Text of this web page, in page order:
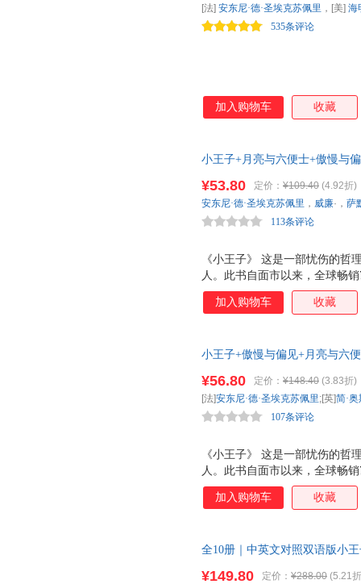
535条评论
[法] 安东尼·德·圣埃克苏佩里 ，[美] 海
加入购物车 收藏
小王子+月亮与六便士+傲慢与
《小王子》 这是一部忧伤的哲
人。此书自面市以来，全球畅
感动。整部童话充满着诗意的
写出了令人感动的柔情和引人
读者呈现完美的阅读体验。 《
券交易所经纪人，却突然抛妻
个一心追求艺术、不通人性世
¥53.80 定价： ¥109.40 (4.92折)
113条评论
安东尼·德·圣埃克苏佩里 ， 威廉·， 萨
加入购物车 收藏
小王子+傲慢与偏见+月亮与六
《小王子》 这是一部忧伤的哲
人。此书自面市以来，全球畅
感动。整部童话充满着诗意的
写出了令人感动的柔情和引人
读者呈现完美的阅读体验。 《
¥56.80 定价： ¥148.40 (3.83折)
107条评论
[法]安东尼·德·圣埃克苏佩里;[英]简·
社
加入购物车 收藏
全10册｜中英文对照双语版小
¥149.80 定价： ¥288.00 (5.21